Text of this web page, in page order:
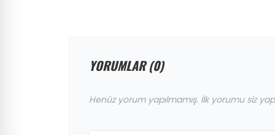
YORUMLAR (0)
Henüz yorum yapılmamış. İlk yorumu siz